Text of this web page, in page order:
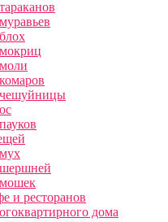
чешуйницы
шершней
и ресторанов
дома